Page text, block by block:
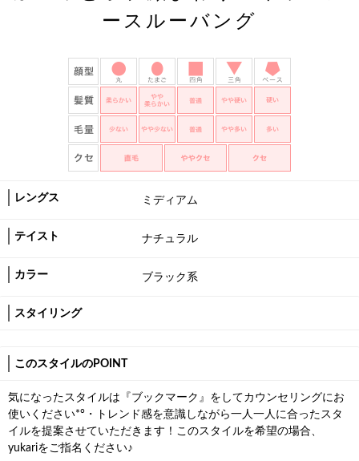
ースルーバング
レングス ミディアム
テイスト ナチュラル
カラー ブラック系
スタイリング
このスタイルのPOINT
気になったスタイルは『ブックマーク』をしてカウンセリングにお
使いください*°・トレンド感を意識しながら一人一人に合ったスタ
イルを提案させていただきます！このスタイルを希望の場合、
yukariをご指名ください♪